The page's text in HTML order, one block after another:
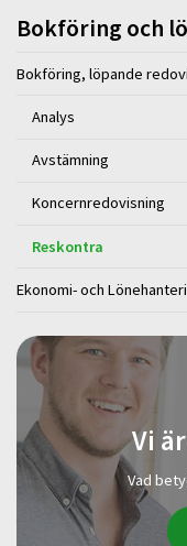
Bokföring och
Bokföring, löpande
Analys
Avstämning
Koncernredovisning
Reskontra
Ekonomi- och
Vi
Vad